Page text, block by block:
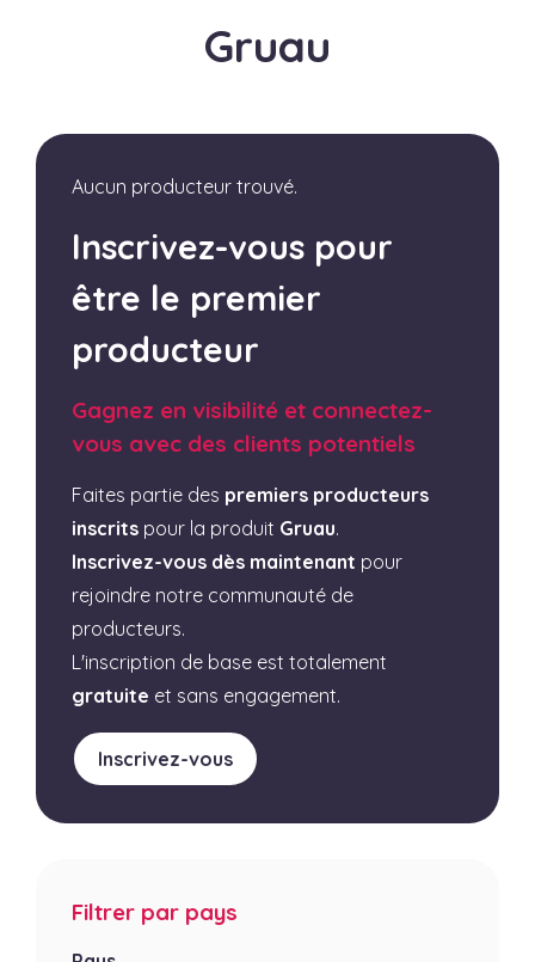
Gruau
Aucun producteur trouvé.
Inscrivez-vous pour
être le premier
producteur
Gagnez en visibilité et connectez-
vous avec des clients potentiels
Faites partie des premiers producteurs
inscrits pour la produit Gruau.
Inscrivez-vous dès maintenant pour
rejoindre notre communauté de
producteurs.
L'inscription de base est totalement
gratuite et sans engagement.
Inscrivez-vous
Filtrer par pays